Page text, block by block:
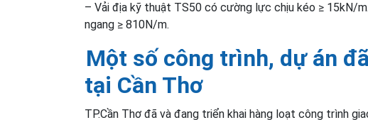
– Vải địa kỹ thuật TS50 có cường lực chịu kéo ≥ 15kN/
ngang ≥ 810N/m.
Một số công trình, dự án
tại Cần Thơ
TP.Cần Thơ đã và đang triển khai hàng loạt công trình